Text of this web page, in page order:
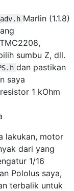
Marlin (1.1.8)
sumbu Z, dll.
dan pastikan
saya
1 kOhm
lakukan, motor
dari yang
1/16
Pololus saya,
terbalik untuk